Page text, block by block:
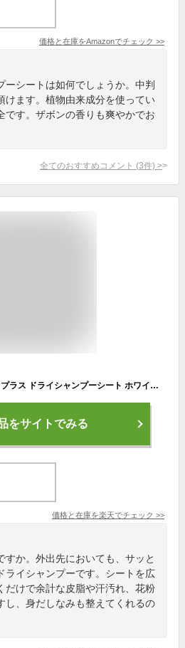
価格と在庫をAmazonでチェック >>
ーシートは如何でしょうか。中判
けます。植物由来成分を使ってい
です。ザボンの香りも爽やかでお
全てのおすすめコメント (3件) >
【まとめ買い】メリットデイプラス ドライシャンプーシート ホワイトグリーン 12枚入り×6個
をサイトでみる
価格と在庫を楽天でチェック >>
すか。外出先においても、サッと
ライシャンプーです。シートを広
だけで余計な皮脂や汗汚れ、花粉
し、身だしなみも整えてくれるの